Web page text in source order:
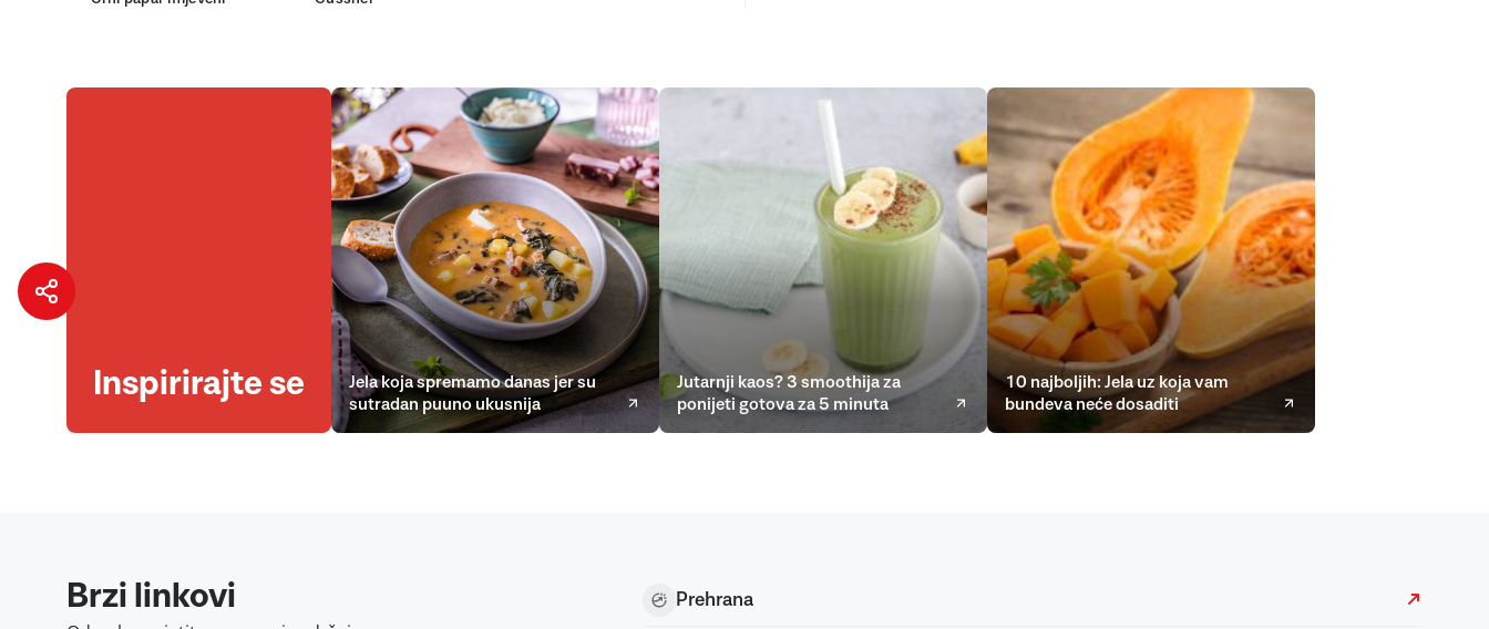
Inspirirajte se
Jela koja spremamo danas jer su
sutradan puuno ukusnija
Jutarnji kaos? 3 smoothija za
ponijeti gotova za 5 minuta
10 najboljih: Jela uz koja vam
bundeva neće dosaditi
Brzi linkovi Prehrana